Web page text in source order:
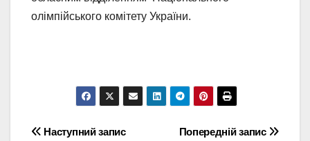
олімпійського комітету України.
Навігація
Попередній запис
Наступний запис